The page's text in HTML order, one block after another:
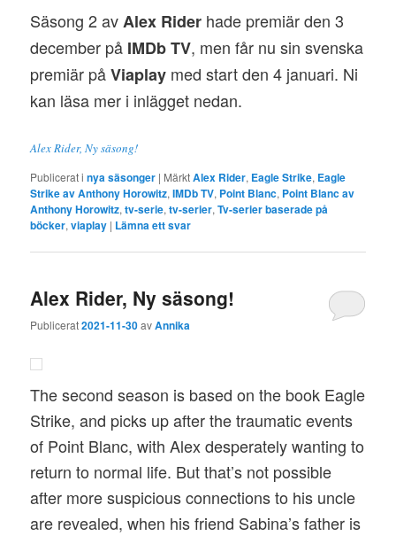
Säsong 2 avAlex Rider hade premiär den 3
december på IMDb TV, men får nu sin svenska
premiär påViaplay med start den 4 januari. Ni
kan läsa mer i inlägget nedan.
Alex Rider, Ny säsong!
Publicerat i nya säsonger | MärktAlex Rider, Eagle Strike, Eagle
Strike av Anthony Horowitz,IMDb TV, Point Blanc, Point Blanc av
Anthony Horowitz,tv-serie,tv-serier,Tv-serier baserade på
böcker,viaplay | Lämna ett svar
Alex Rider, Ny säsong!
Publicerat2021-11-30avAnnika
The second season is based on the book Eagle
Strike, and picks up after the traumatic events
of Point Blanc, with Alex desperately wanting to
return to normal life. But that’s not possible
after more suspicious connections to his uncle
are revealed, when his friend Sabina’s father is